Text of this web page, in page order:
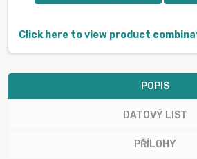
Click here to view product
POPIS
DATOVÝ LIST
PŘÍLOHY